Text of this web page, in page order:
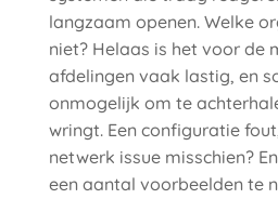
langzaam openen. Welke
niet? Helaas is het voor de
afdelingen vaak lastig, en
onmogelijk om te
wringt. Een configuratie
netwerk issue misschien?
een aantal voorbeelden te